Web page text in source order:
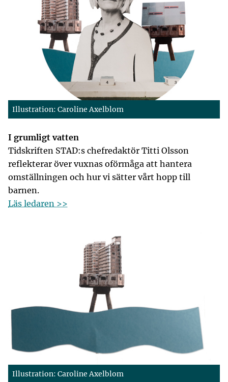
Illustration: Caroline Axelblom
I grumligt vatten
Tidskriften STAD:s chefredaktör Titti Olsson
reflekterar över vuxnas oförmåga att hantera
omställningen och hur vi sätter vårt hopp till
barnen.
Läs ledaren >>
Illustration: Caroline Axelblom